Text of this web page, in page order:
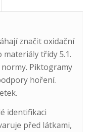
značit oxidační
třídy 5.1.
Piktogramy
hoření.
identifikaci
před látkami,